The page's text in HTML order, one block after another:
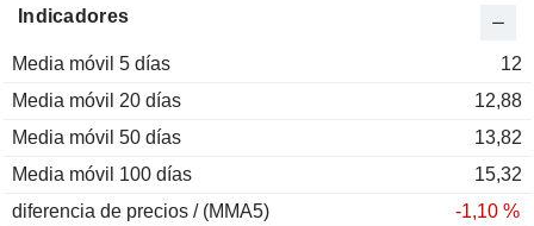
Indicadores
Media móvil 5 días
12
Media móvil 20 días
12,88
Media móvil 50 días
13,82
Media móvil 100 días
15,32
diferencia de precios / (MMA5)
-1,10 %